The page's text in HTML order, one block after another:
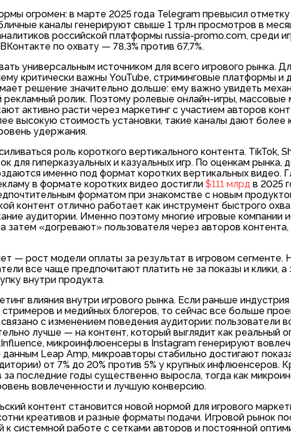
огромен: в марте 2025 года Telegram превысил отметку
каналы генерируют свыше 1 трлн просмотров в
российской платформы russia-promo.com, среди
по охвату — 78,3% против 67,7%.
универсальным источником для всего игрового рынка.
критически важны YouTube, стриминговые платформы и
решение значительно дольше: ему важно увидеть
рекламный ролик. Поэтому ролевые онлайн-игры, массовые
активно расти через маркетинг с участием авторов
высокую стоимость установки, такие каналы дают более
удержания.
роль короткого вертикального контента. TikTok,
для гиперказуальных и казуальных игр. По оценкам рынка,
именно под формат коротких вертикальных видео.
в формате коротких видео достигли $111 млрд в 2025
форматом при знакомстве с новым
контент отлично работает как инструмент быстрого
аудитории. Именно поэтому многие игровые компании
затем «догревают» пользователя через авторов
— рост модели оплаты за результат в игровом сегменте.
все чаще предпочитают платить не за показы и клики, а
внутри продукта.
влияния внутри игрового рынка. Если раньше
и медийных блогеров, то сейчас все больше
с изменением поведения аудитории: пользователи
лучше — на контент, который выглядит как реальный
микроинфлюенсеры в Instagram генерируют
Leap Amp, микроавторы стабильно достигают
от 7% до 20% против 5% у крупных инфлюенсеров.
за последние годы существенно выросла, тогда как
вовлеченности и лучшую конверсию.
контент становится новой нормой для игрового
креативов и разные форматы подачи. Игровой рынок
к системной работе с сетками авторов и постоянной